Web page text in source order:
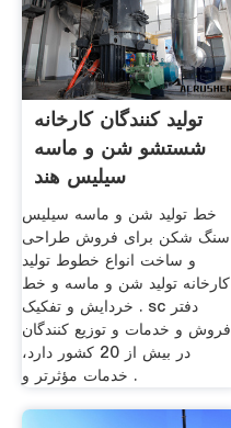
تولید کنندگان کارخانه
شستشو شن و ماسه
سیلیس هند
خط تولید شن و ماسه سیلیس
سنگ شکن برای فروش طراحی
و ساخت انواع خطوط تولید
کارخانه تولید شن و ماسه و خط
خردایش و تفکیک . sc دفتر
فروش و خدمات و توزیع کنندگان
در بیش از 20 کشور دارد،
خدمات مؤثرتر و .